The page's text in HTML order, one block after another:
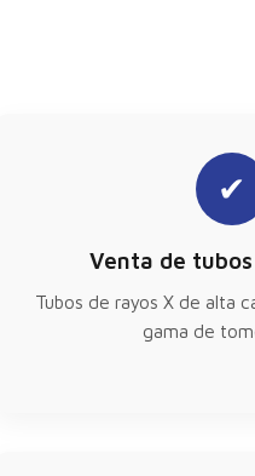
✔
Venta de tubos
Tubos de rayos X de alta
gama de